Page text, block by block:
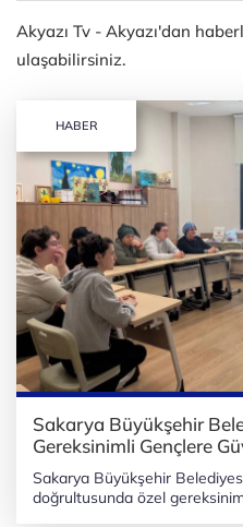
Akyazı Tv - Akyazı'dan
ulaşabilirsiniz.
HABER
Sakarya Büyükşehir
Gereksinimli Gençlere
Sakarya Büyükşehir
doğrultusunda özel